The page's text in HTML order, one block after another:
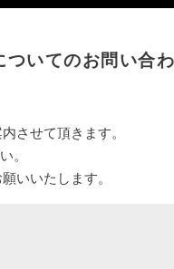
いてのお問い合
させて頂きます。
。
いいたします。